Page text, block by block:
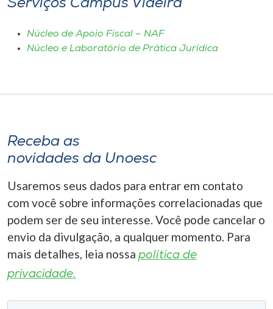
I.nova
CPA
Editora
Rádio
Museu
Serviços Campus Videira
Núcleo de Apoio Fiscal – NAF
Núcleo e Laboratório de Prática Jurídica
Receba as
novidades da Unoesc
Usaremos seus dados para entrar em contato
com você sobre informações correlacionadas que
podem ser de seu interesse. Você pode cancelar o
envio da divulgação, a qualquer momento. Para
mais detalhes, leia nossa política de
privacidade.